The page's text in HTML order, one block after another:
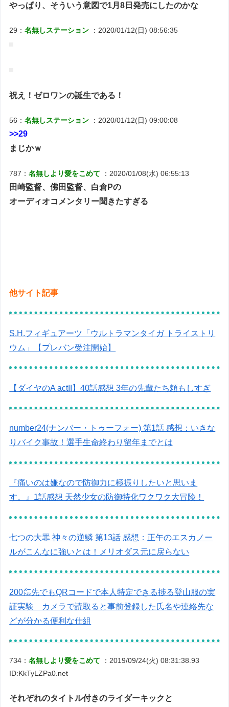
やっぱり、そういう意図で1月8日発売にしたのかな
29：名無しステーション ：2020/01/12(日) 08:56:35
祝え！ゼロワンの誕生である！
56：名無しステーション ：2020/01/12(日) 09:00:08
>>29
まじかｗ
787：名無しより愛をこめて ：2020/01/08(水) 06:55:13
田崎監督、佛田監督、白倉Pの
オーディオコメンタリー聞きたすぎる
他サイト記事
S.H.フィギュアーツ「ウルトラマンタイガ トライストリ
ウム」【プレバン受注開始】
【ダイヤのA actII】40話感想 3年の先輩たち頼もしすぎ
number24(ナンバー・トゥーフォー) 第1話 感想：いきな
りバイク事故！選手生命終わり留年までとは
『痛いのは嫌なので防御力に極振りしたいと思いま
す。』1話感想 天然少女の防御特化ワクワク大冒険！
七つの大罪 神々の逆鱗 第13話 感想：正午のエスカノー
ルがこんなに強いとは！メリオダス元に戻らない
200㍍先でもQRコードで本人特定できる捗る登山服の実
証実験 カメラで読取ると事前登録した氏名や連絡先な
どが分かる便利な仕組
734：名無しより愛をこめて
：2019/09/24(火) 08:31:38.93
ID:KkTyLZPa0.net
それぞれのタイトル付きのライダーキックと